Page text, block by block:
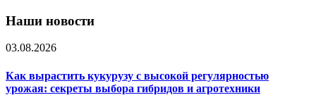
Наши новости
03.08.2026
Как вырастить кукурузу с высокой регулярностью
урожая: секреты выбора гибридов и агротехники